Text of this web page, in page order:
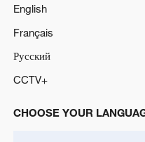
English
Français
Русский
CCTV+
CHOOSE YOUR